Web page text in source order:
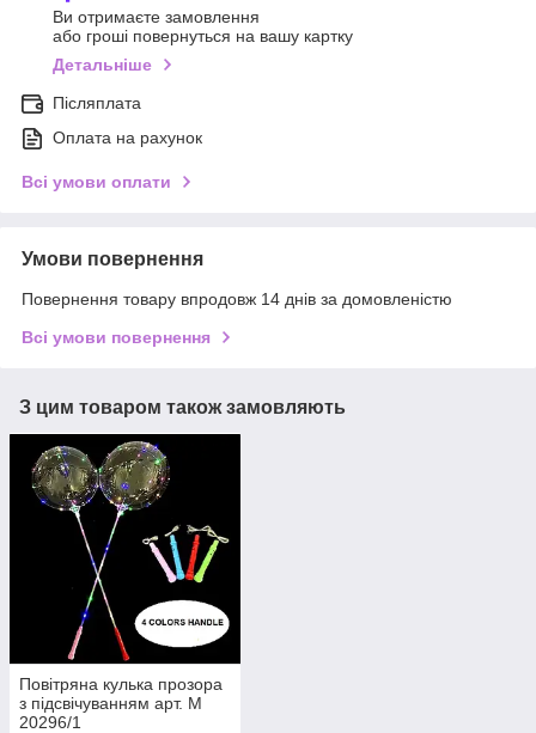
Ви отримаєте замовлення
або гроші повернуться на вашу картку
Детальніше
Післяплата
Оплата на рахунок
Всі умови оплати
Умови повернення
Повернення товару впродовж 14 днів за домовленістю
Всі умови повернення
З цим товаром також замовляють
Повітряна кулька прозора
з підсвічуванням арт. М
20296/1